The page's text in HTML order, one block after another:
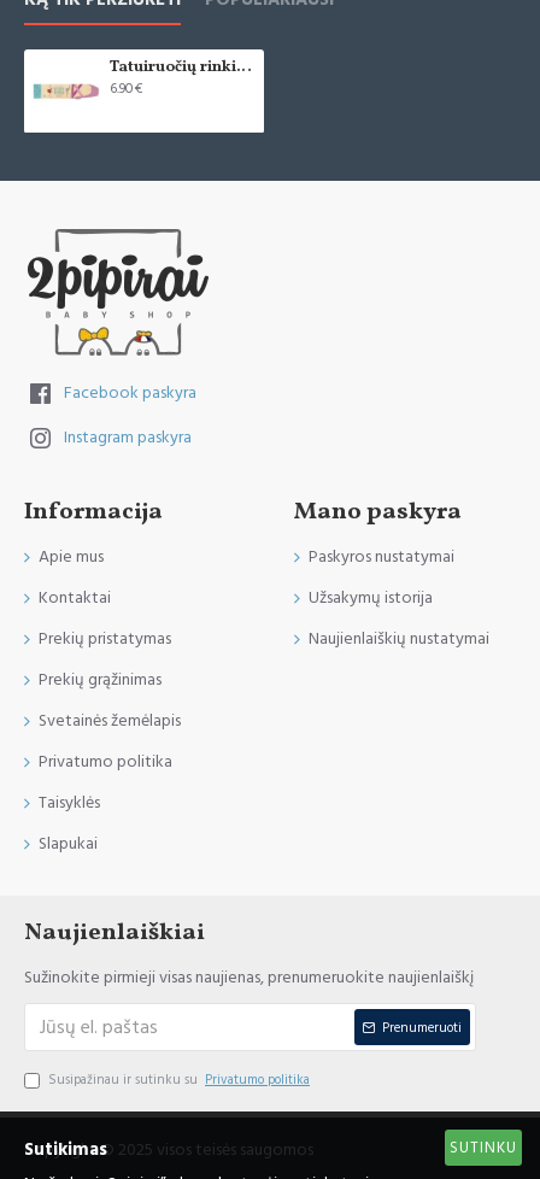
Tatuiruočių rinkinys "Balerina"
6.90€
Facebook paskyra
Instagram paskyra
Informacija
Apie mus
Kontaktai
Prekių pristatymas
Prekių grąžinimas
Svetainės žemėlapis
Privatumo politika
Taisyklės
Slapukai
Mano paskyra
Paskyros nustatymai
Užsakymų istorija
Naujienlaiškių nustatymai
Naujienlaiškiai
Sužinokite pirmieji visas naujienas, prenumeruokite naujienlaiškį
Prenumeruoti
Susipažinau ir sutinku su Privatumo politika
Copyright © 2025 visos teisės saugomos SUTINKU
Sutikimas